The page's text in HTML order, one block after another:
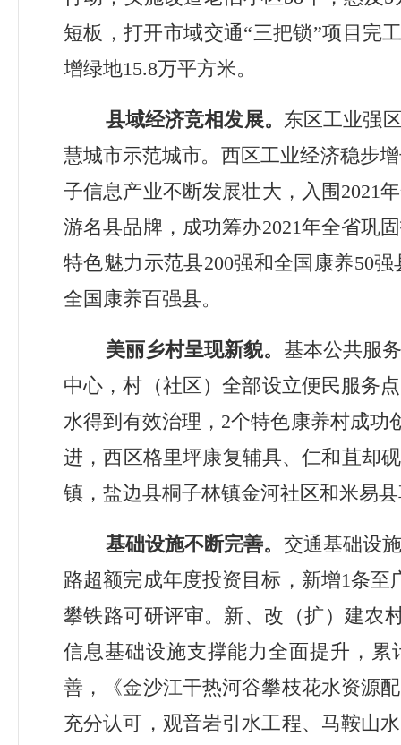
短板，打开市域交通“三把锁”项目完
增绿地15.8万平方米。
县域经济竞相发展。 东区工业强
慧城市示范城市。西区工业经济稳步
子信息产业不断发展壮大，入围 2021
游名县品牌，成功筹办2021年全省巩
特色魅力示范县200强和全国康养50强
全国康养百强县。
美丽乡村呈现新貌。 基本公共服
中心，村（社区）全部设立便民服务
水得到有效治理， 2个特色康养村成功
进，西区格里坪康复辅具、仁和苴却
镇，盐边县桐子林镇金河社区和米易
基础设施不断完善。 交通基础设
路超额完成年度投资目标，新增1条至
攀铁路可研评审。新、改（扩）建农
信息基础设施支撑能力全面提升，累
善，《金沙江干热河谷攀枝花水资源
充分认可，观音岩引水工程、马鞍山